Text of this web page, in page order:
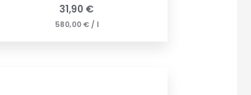
31,90 €
580,00 €/ l